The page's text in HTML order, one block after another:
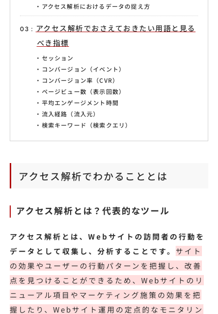
アクセス解析におけるデータの捉え方
アクセス解析でおさえておきたい用語と見る
べき指標
セッション
コンバージョン（イベント）
コンバージョン率（CVR）
ページビュー数（表示回数）
平均エンゲージメント時間
流入経路（流入元）
検索キーワード（検索クエリ）
アクセス解析でわかることとは
アクセス解析とは？代表的なツール
アクセス解析とは、Webサイトの訪問者の行動を
データとして収集し、分析することです。 サイト
の効果やユーザーの行動パターンを把握し、改善
点を見つけることができるため、Webサイトのリ
ニューアル項目やマーケティング施策の効果を把
握したり、Webサイト運用の定点的なモニタリン